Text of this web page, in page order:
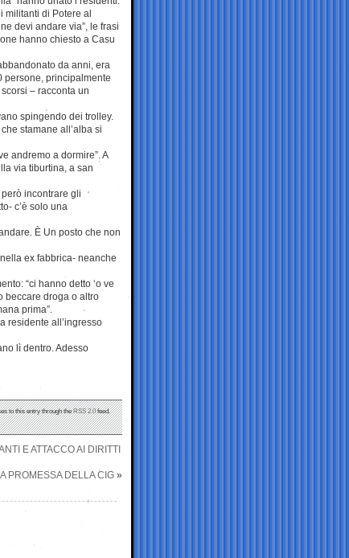
militanti di Potere al
devi andare via”, le frasi
hanno chiesto a Casu
da anni, era
persone, principalmente
– racconta un
spingendo dei trolley.
stamane all’alba si
andremo a dormire”. A
via tiburtina, a san
però incontrare gli
c’è solo una
È Un posto che non
ex fabbrica- neanche
“ci hanno detto ‘o ve
beccare droga o altro
prima”.
residente all’ingresso
lì dentro. Adesso
to this entry through theRSS 2.0feed.
E ATTACCO AI DIRITTI
PROMESSA DELLA CIG »